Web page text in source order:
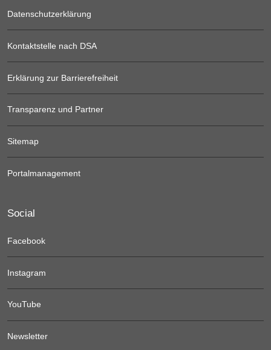
Datenschutzerklärung
Kontaktstelle nach DSA
Erklärung zur Barrierefreiheit
Transparenz und Partner
Sitemap
Portalmanagement
Social
Facebook
Instagram
YouTube
Newsletter